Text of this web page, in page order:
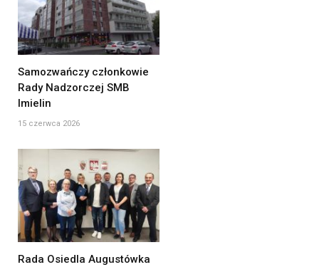
Samozwańczy członkowie
Rady Nadzorczej SMB
Imielin
15 czerwca 2026
Rada Osiedla Augustówka